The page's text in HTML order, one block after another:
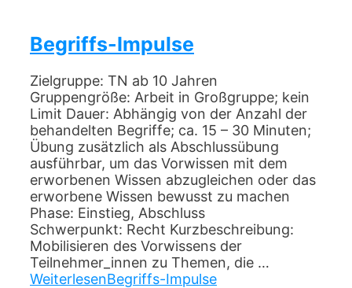
Begriffs-Impulse
Zielgruppe: TN ab 10 Jahren
Gruppengröße: Arbeit in Großgruppe; kein
Limit Dauer: Abhängig von der Anzahl der
behandelten Begriffe; ca. 15 – 30 Minuten;
Übung zusätzlich als Abschlussübung
ausführbar, um das Vorwissen mit dem
erworbenen Wissen abzugleichen oder das
erworbene Wissen bewusst zu machen
Phase: Einstieg, Abschluss
Schwerpunkt: Recht Kurzbeschreibung:
Mobilisieren des Vorwissens der
Teilnehmer_innen zu Themen, die …
WeiterlesenBegriffs-Impulse